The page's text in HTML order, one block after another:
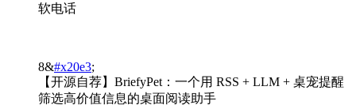
软电话
8&#x20e3;
【开源自荐】BriefyPet：一个用 RSS + LLM + 桌宠提醒
筛选高价值信息的桌面阅读助手